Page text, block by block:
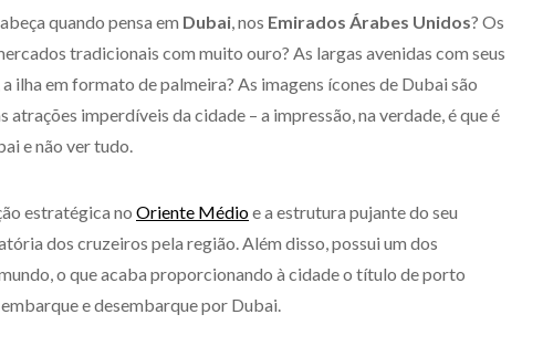
quando pensa em Dubai, nos Emirados Árabes Unidos? Os
tradicionais com muito ouro? As largas avenidas com seus
ilha em formato de palmeira? As imagens ícones de Dubai são
atrações imperdíveis da cidade – a impressão, na verdade, é que é
e não ver tudo.
estratégica no Oriente Médioe a estrutura pujante do seu
dos cruzeiros pela região. Além disso, possui um dos
o que acaba proporcionando à cidade o título de porto
e desembarque por Dubai.